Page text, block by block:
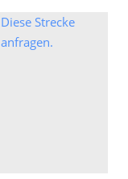
Diese Strecke
anfragen.